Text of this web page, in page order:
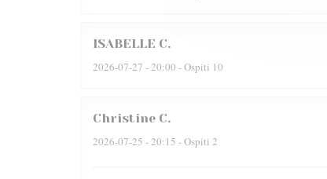
ISABELLE C
2026-07-27 - 20:00 - Ospiti 10
Christine C
2026-07-25 - 20:15 - Ospiti 2